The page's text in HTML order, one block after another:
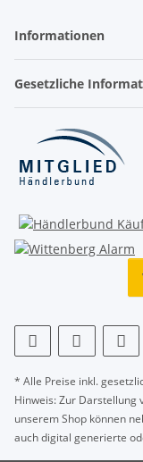
Informationen
Gesetzliche
* Alle Preise inkl.
Hinweis: Zur Darstellung
unserem Shop können
auch digital generierte